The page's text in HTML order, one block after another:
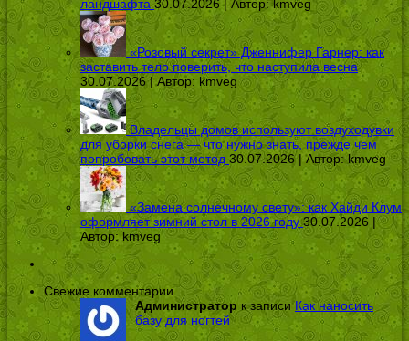
ландшафта 30.07.2026 | Автор:kmveg
«Розовый секрет» Дженнифер Гарнер: как
заставить тело поверить, что наступила весна
30.07.2026 | Автор: kmveg
Владельцы домов используют воздуходувки
для уборки снега — что нужно знать, прежде чем
попробовать этот метод 30.07.2026 | Автор:kmveg
«Замена солнечному свету»: как Хайди Клум
оформляет зимний стол в 2026 году 30.07.2026 |
Автор:kmveg
Свежие комментарии
Администратор к записиКак наносить
базу для ногтей